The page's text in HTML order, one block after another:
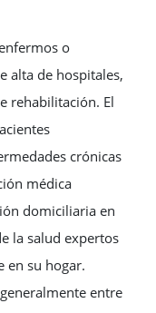
o
alta de hospitales,
rehabilitación. El
crónicas
médica
domiciliaria en
la salud expertos
en su hogar.
entre